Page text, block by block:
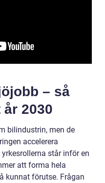
– så
2030
bilindustrin, men de
accelerera
står inför en
att forma hela
kunnat förutse. Frågan